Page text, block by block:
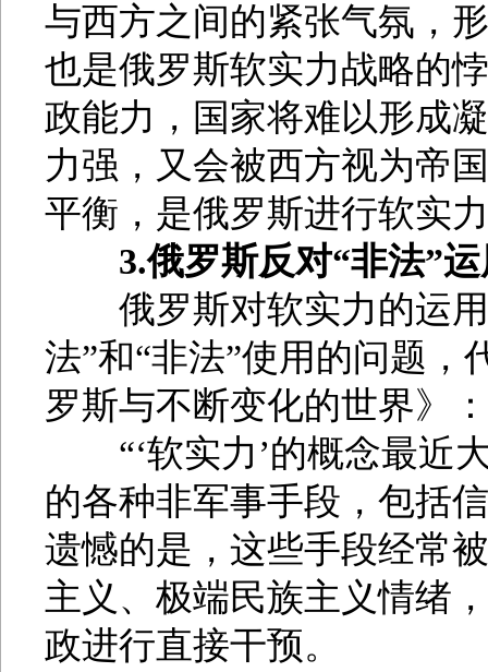
与西方之间的紧张气氛，
也是俄罗斯软实力战略的
政能力，国家将难以形成
力强，又会被西方视为帝
平衡，是俄罗斯进行软实
3.俄罗斯反对“非法”
俄罗斯对软实力的运用
法”和“非法”使用的问题，
罗斯与不断变化的世界》：
“‘软实力’的概念最近
的各种非军事手段，包括
遗憾的是，这些手段经常
主义、极端民族主义情绪
政进行直接干预。